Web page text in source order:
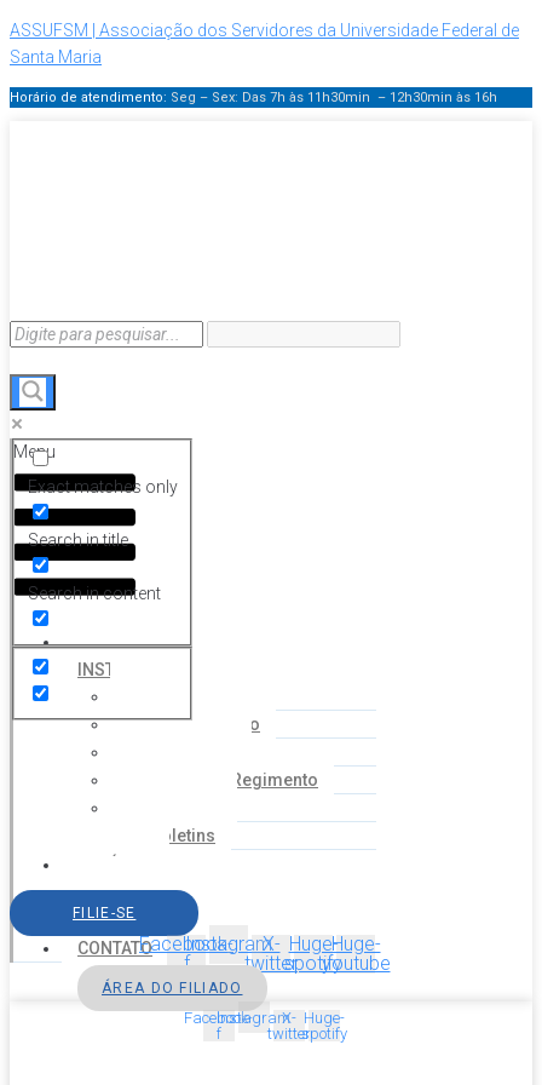
ASSUFSM | Associação dos Servidores da Universidade Federal de
Santa Maria
Horário de atendimento: Seg – Sex: Das 7h às 11h30min – 12h30min às 16h
Exact matches only
Search in title
Search in content
Menu
HOME
INSTITUCIONAL
Coordenação
Estatuto e Regimento
Boletins
SERVIÇOS
AGENDA
CONTATO
FILIE-SE
Facebook-
f
InstagramX-
twitter
Huge-
spotify
Huge-
youtube
ÁREA DO FILIADO
Facebook-
f
InstagramX-
twitter
Huge-
spotify